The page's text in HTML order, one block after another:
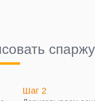
спаржу
Шаг 2